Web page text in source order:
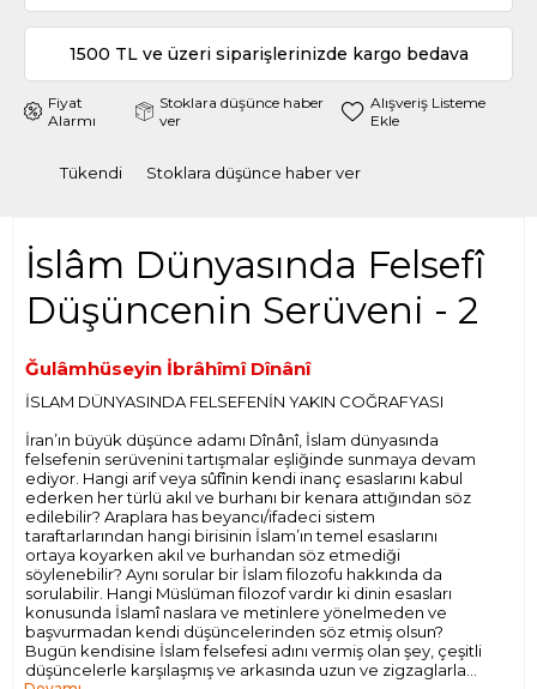
1500 TL ve üzeri siparişlerinizde kargo bedava
Fiyat
Alarmı
Stoklara düşünce haber
ver
Alışveriş Listeme
Ekle
Tükendi Stoklara düşünce haber ver
İslâm Dünyasında Felsefî
Düşüncenin Serüveni - 2
Ğulâmhüseyin İbrâhîmî Dînânî
İSLAM DÜNYASINDA FELSEFENİN YAKIN COĞRAFYASI
İran’ın büyük düşünce adamı Dînânî, İslam dünyasında
felsefenin serüvenini tartışmalar eşliğinde sunmaya devam
ediyor. Hangi arif veya sûfînin kendi inanç esaslarını kabul
ederken her türlü akıl ve burhanı bir kenara attığından söz
edilebilir? Araplara has beyancı/ifadeci sistem
taraftarlarından hangi birisinin İslam’ın temel esaslarını
ortaya koyarken akıl ve burhandan söz etmediği
söylenebilir? Aynı sorular bir İslam filozofu hakkında da
sorulabilir. Hangi Müslüman filozof vardır ki dinin esasları
konusunda İslamî naslara ve metinlere yönelmeden ve
başvurmadan kendi düşüncelerinden söz etmiş olsun?
Bugün kendisine İslam felsefesi adını vermiş olan şey, çeşitli
düşüncelerle karşılaşmış ve arkasında uzun ve zigzaglarla